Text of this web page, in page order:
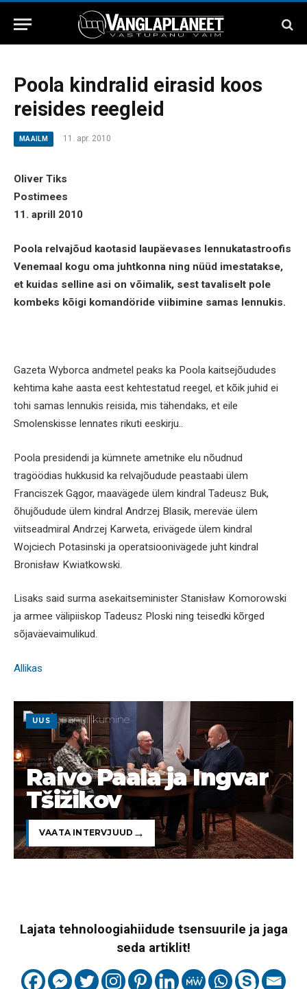
Poola kindralid eirasid koos
reisides reegleid
MAAILM 11. apr. 2010
Oliver Tiks
Postimees
11. aprill 2010
Poola relvajõud kaotasid laupäevases lennukatastroofis
Venemaal kogu oma juhtkonna ning nüüd imestatakse,
et kuidas selline asi on võimalik, sest tavaliselt pole
kombeks kõigi komandöride viibimine samas lennukis.
Gazeta Wyborca andmetel peaks ka Poola kaitsejõududes
kehtima kahe aasta eest kehtestatud reegel, et kõik juhid ei
tohi samas lennukis reisida, mis tähendaks, et eile
Smolenskisse lennates rikuti eeskirju..
Poola presidendi ja kümnete ametnike elu nõudnud
tragöödias hukkusid ka relvajõudude peastaabi ülem
Franciszek Gągor, maavägede ülem kindral Tadeusz Buk,
õhujõudude ülem kindral Andrzej Blasik, mereväe ülem
viitseadmiral Andrzej Karweta, erivägede ülem kindral
Wojciech Potasinski ja operatsioonivägede juht kindral
Bronisław Kwiatkowski.
Lisaks said surma asekaitseminister Stanisław Komorowski
ja armee välipiiskop Tadeusz Ploski ning teisedki kõrged
sõjaväevaimulikud.
Allikas
UUS
Raivo Paala ja Ingvar
Tšižikov
VAATA INTERVJUUD
Lajata tehnoloogiahiidude tsensuurile ja jaga
seda artiklit!